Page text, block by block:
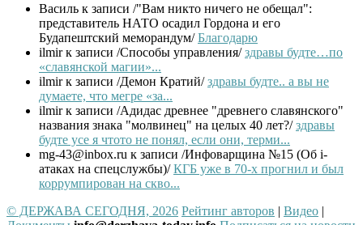
Василь к записи /"Вам никто ничего не обещал":
представитель НАТО осадил Гордона и его
Будапештский меморандум/Благодарю
ilmirк записи /Способы управления/здравы будте…по
«славянской магии»...
ilmirк записи /Демон Кратий/здравы будте.. а вы не
думаете, что мегре «за...
ilmirк записи /Адидас древнее "древнего славянского"
названия знака "молвинец" на целых 40 лет?/здравы
будте усе я чтото не понял, если они, терми...
mg-43@inbox.ru к записи /Инфоварщина №15 (Об i-
атаках на спецслужбы)/КГБ уже в 70-х прогнил и был
коррумпирован на скво...
© ДЕРЖАВА СЕГОДНЯ, 2026 Рейтинг авторов | Видео |